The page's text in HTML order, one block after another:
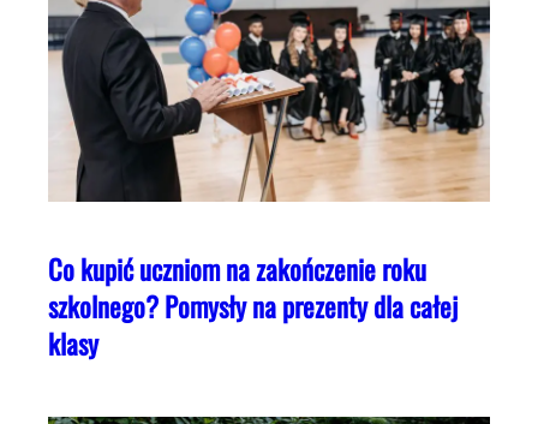
Co kupić uczniom na zakończenie roku
szkolnego? Pomysły na prezenty dla całej
klasy